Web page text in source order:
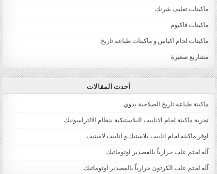
ماكينات تغليف شرنك
ماكينات فاكيوم
ماكينات لحام اكياس و ماكينات طباعة تاريخ
مشاريع صغيرة
أحدث المقالات
ماكينة طباعة تاريخ الصلاحية يدوي
تجربة ماكينة لحام الانابيب البلاستيكية بنظام الالتراسونيك
اوفر ماكينة لحام انابيب بلاستيك و انابيب لامينيت
آلة لختم علب حرارياً بالقصدير اوتوماتيك
آلة لختم علب الكرتون حرارياً بالقصدير اوتوماتيك